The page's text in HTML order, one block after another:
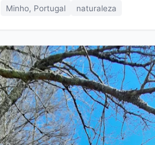
Minho, Portugal naturaleza